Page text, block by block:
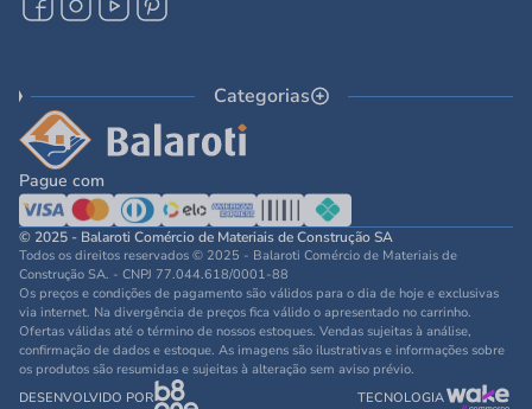
Categorias
Pague com
© 2025 - Balaroti Comércio de Materiais de Construção SA
Todos os direitos reservados © 2025 - Balaroti Comércio de Materiais de
Construção SA. - CNPJ 77.044.618/0001-88
Os preços e condições de pagamento são válidos para o dia de hoje e exclusivas
via internet. Na divergência de preços fica válido o apresentado no carrinho.
Ofertas válidas até o término de nossos estoques. Vendas sujeitas à análise,
confirmação de dados e estoque. As imagens são ilustrativas e informações sobre
os produtos são resumidas e sujeitas à alteração sem aviso prévio.
DESENVOLVIDO POR
TECNOLOGIA